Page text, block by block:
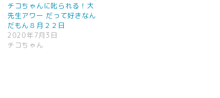
チコちゃんに叱られる！大
先生アワー だって好きなん
だもん８月２２日
2020年7月3日
チコちゃん